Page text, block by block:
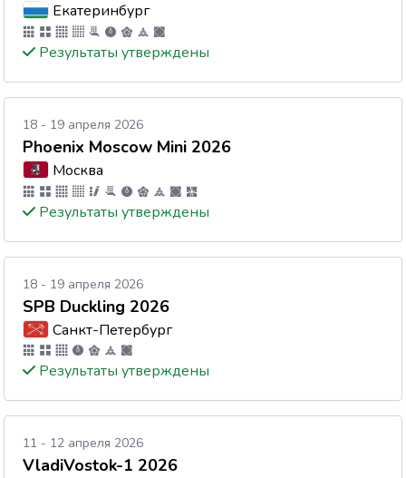
Екатеринбург
Результаты утверждены
18 - 19 апреля 2026
Phoenix Moscow Mini 2026
Москва
Результаты утверждены
18 - 19 апреля 2026
SPB Duckling 2026
Санкт-Петербург
Результаты утверждены
11 - 12 апреля 2026
VladiVostok-1 2026